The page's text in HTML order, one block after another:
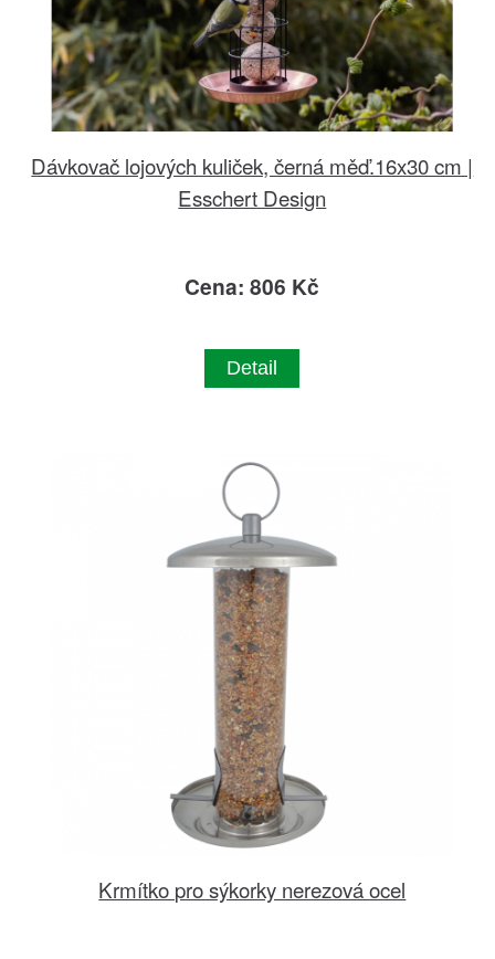
Dávkovač lojových kuliček, černá měď.16x30 cm |
Esschert Design
Cena: 806 Kč
Detail
Krmítko pro sýkorky nerezová ocel